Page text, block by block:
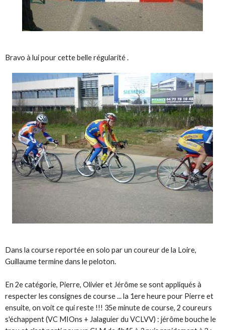
Bravo à lui pour cette belle régularité .
Dans la course reportée en solo par un coureur de la Loire,
Guillaume termine dans le peloton.
En 2e catégorie, Pierre, Olivier et Jérôme se sont appliqués à
respecter les consignes de course ... la 1ere heure pour Pierre et
ensuite, on voit ce qui reste !!! 35e minute de course, 2 coureurs
s'échappent (VC MIOns + Jalaguier du VCLVV) : jérôme bouche le